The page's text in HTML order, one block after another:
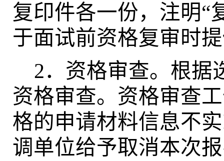
复印件各一份，注明“
于面试前资格复审时
2．资格审查。根据
资格审查。资格审查
格的申请材料信息不
调单位给予取消本次